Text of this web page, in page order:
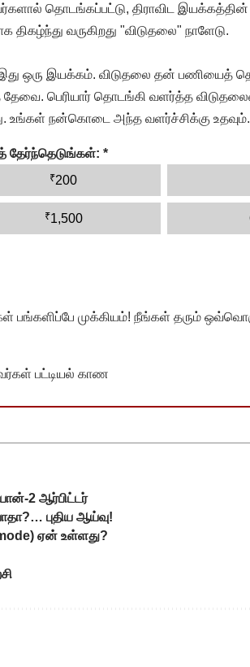
தொடங்கப்பட்டு, திராவிட
திகழ்ந்து வருகிறது "விடுதலை" நாளேடு.
இது ஒரு இயக்கம். விடுதலை தன் பணியைத்
பெரியார் தொடங்கி வளர்த்த
உங்கள் நன்கொடை அந்த வளர்ச்சிக்கு உதவும்.
*
₹200
₹1,500
முக்கியம்! நீங்கள் தரும் ஒவ்வொரு
பட்டியல் காண
2 ஆர்பிட்டர்
புதிய ஆய்வு!
ஏன் உள்ளது?